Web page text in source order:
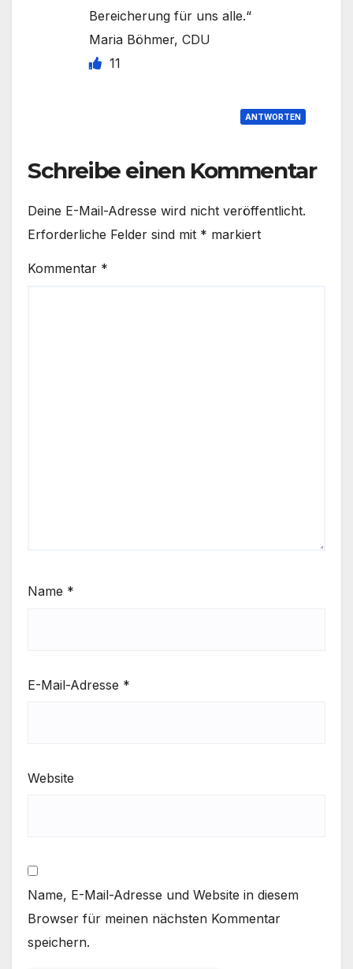
Bereicherung für uns alle.“
Maria Böhmer, CDU
11
ANTWORTEN
Schreibe einen Kommentar
Deine E-Mail-Adresse wird nicht veröffentlicht.
Erforderliche Felder sind mit * markiert
Kommentar *
Name *
E-Mail-Adresse *
Website
Name, E-Mail-Adresse und Website in diesem
Browser für meinen nächsten Kommentar
speichern.